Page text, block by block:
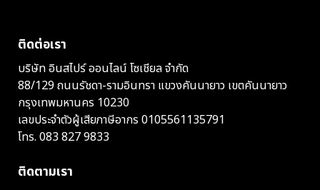
ติดต่อเรา
บริษัท อินสไปร์ ออนไลน์ โซเชียล จำกัด
88/129 ถนนรัชดา-รามอินทรา แขวงคันนายาว เขตคันนายาว
กรุงเทพมหานคร 10230
เลขประจำตัวผู้เสียภาษีอากร 0105561135791
โทร. 083 827 9833
ติดตามเรา